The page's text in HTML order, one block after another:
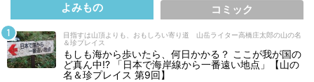
よみもの コミック
目指すは山頂よりも、おもしろい寄り道 山岳ライター高橋庄太郎の山の名
＆珍プレイス
もしも海から歩いたら、何日かかる？ ここが我が国の
ど真ん中!? 「日本で海岸線から一番遠い地点」【山の
名＆珍プレイス 第9回】